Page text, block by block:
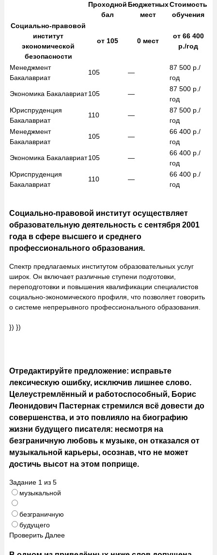
Проходной
бал
Бюджетных
мест
Стоимость
обучения
Социально-правовой
институт
экономической
безопасности
от105 0 мест
от66 400
р./год
Менеджмент
Бакалавриат
105 —
87 500 р./
год
Экономика Бакалавриат105 —
87 500 р./
год
Юриспруденция
Бакалавриат
110 —
87 500 р./
год
Менеджмент
Бакалавриат
105 —
66 400 р./
год
Экономика Бакалавриат105 —
66 400 р./
год
Юриспруденция
Бакалавриат
110 —
66 400 р./
год
Социально-правовой институт осуществляет
образовательную деятельность с сентября 2001
года в сфере высшего и среднего
профессионального образования.
Спектр предлагаемых институтом образовательных услуг
широк. Он включает различные ступени подготовки,
переподготовки и повышения квалификации специалистов
социально-экономического профиля, что позволяет говорить
о системе непрерывного профессионального образования.
}) })
Отредактируйте предложение: исправьте
лексическую ошибку, исключив лишнее слово.
Целеустремлённый и работоспособный, Борис
Леонидович Пастернак стремился всё довести до
совершенства, и это повлияло на биографию
жизни будущего писателя: несмотря на
безграничную любовь к музыке, он отказался от
музыкальной карьеры, осознав, что не может
достичь высот на этом поприще.
Задание 1 из 5
музыкальной
безграничную
будущего
Проверить Далее